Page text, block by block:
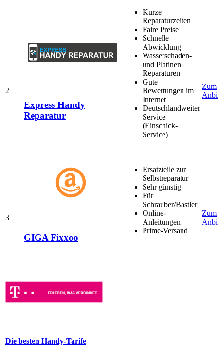
2
Express Handy
Reparatur
Kurze
Reparaturzeiten
Faire Preise
Schnelle
Abwicklung
Wasserschaden-
und Platinen
Reparaturen
Gute
Bewertungen im
Internet
Deutschlandweiter
Service
(Einschick-
Service)
Zum
3
GIGA Fixxoo
Ersatzteile zur
Selbstreparatur
Sehr günstig
Für
Schrauber/Bastler
Online-
Anleitungen
Prime-Versand
Zum
Die besten Handy-Tarife